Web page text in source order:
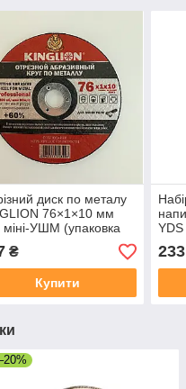
диск по металу
76×1×10 мм
міні-УШМ (упаковка
₴
Купити
233